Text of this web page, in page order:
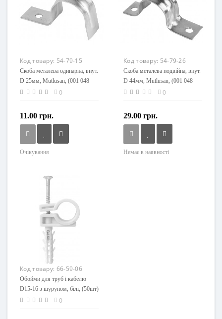
Код товару: 54-79-15
Скоба металева одинарна, внут.
D 25мм, Mutlusan, (001 048
060007 00 00)
0
11.00 грн.
Очікування
Напруга живлення
Код товару: 54-79-26
Скоба металева подвійна, внут.
D 44мм, Mutlusan, (001 048
070009 00 00)
0
29.00 грн.
Немає в наявності
Код товару: 66-59-06
Обойми для труб і кабелю
D15-16 з шурупом, білі, (50шт)
0